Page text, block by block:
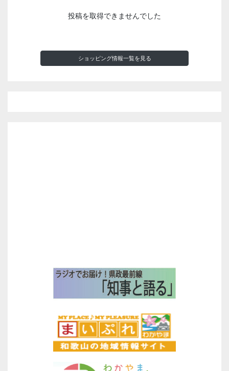
投稿を取得できませんでした
ショッピング情報一覧を見る